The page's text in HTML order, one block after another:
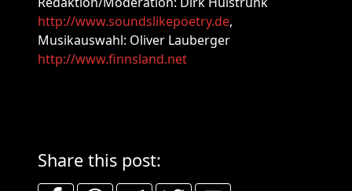
http://www.soundslikepoetry.de,
Musikauswahl: Oliver Lauberger
http://www.finnsland.net
Share this post: